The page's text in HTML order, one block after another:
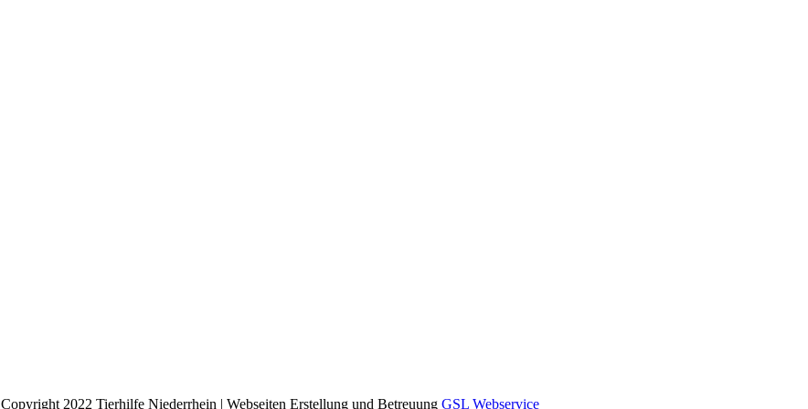
Copyright 2022 Tierhilfe Niederrhein | Webseiten Erstellung und Betreuung GSL Webservice